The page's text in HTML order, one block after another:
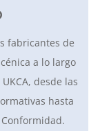
fabricantes de
a lo largo
desde las
hasta